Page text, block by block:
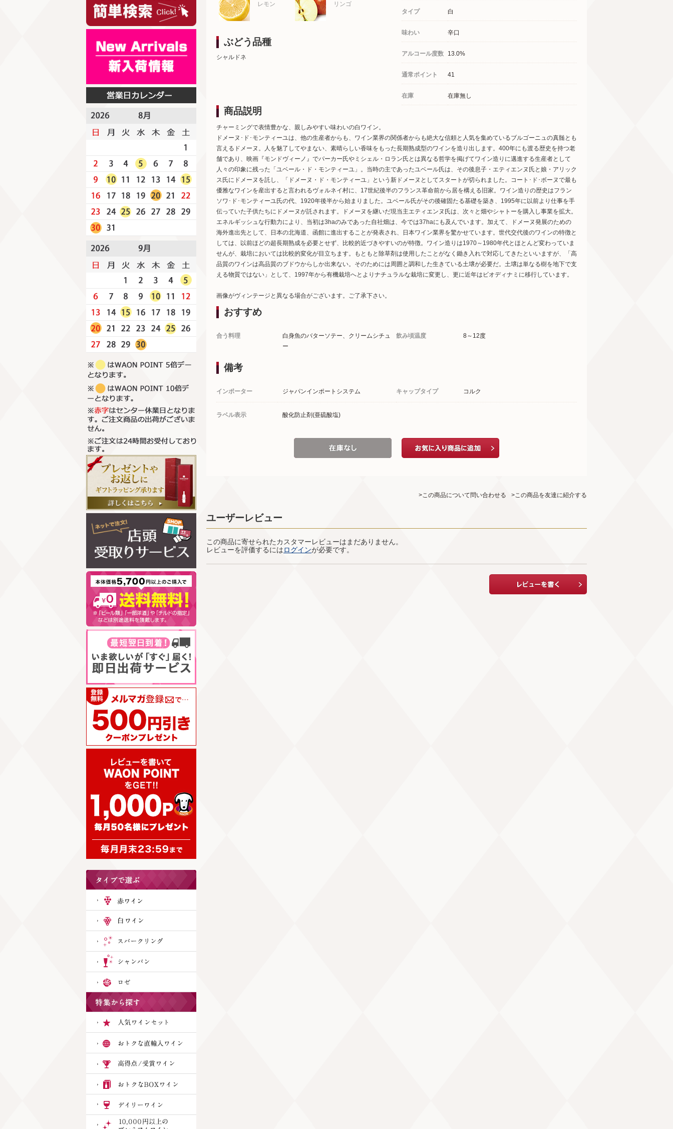
タイプ 白
味わい 辛口
アルコール度数 13.0%
通常ポイント 41
在庫 在庫無し
レモン リンゴ
ぶどう品種
シャルドネ
商品説明
チャーミングで表情豊かな、親しみやすい味わいの白ワイン。
ドメーヌ･ド･モンティーユは、他の生産者からも、ワイン業界の関係者からも絶大な信頼と人気を集めているブルゴーニュの真髄とも
言えるドメーヌ。人を魅了してやまない、素晴らしい香味をもった長期熟成型のワインを造り出します。400年にも渡る歴史を持つ老
舗であり、映画『モンドヴィーノ』でパーカー氏やミシェル・ロラン氏とは異なる哲学を掲げてワイン造りに邁進する生産者として
人々の印象に残った「ユベール・ド・モンティーユ」。当時の主であったユベール氏は、その後息子・エティエンヌ氏と娘・アリック
ス氏にドメーヌを託し、「ドメーヌ・ド・モンティーユ」という新ドメーヌとしてスタートが切られました。コート･ド･ボーヌで最も
優雅なワインを産出すると言われるヴォルネイ村に、17世紀後半のフランス革命前から居を構える旧家。ワイン造りの歴史はフラン
ソワ･ド･モンティーユ氏の代、1920年後半から始まりました。ユベール氏がその後確固たる基礎を築き、1995年に以前より仕事を手
伝っていた子供たちにドメーヌが託されます。ドメーヌを継いだ現当主エティエンヌ氏は、次々と畑やシャトーを購入し事業を拡大。
エネルギッシュな行動力により、当初は3haのみであった自社畑は、今では37haにも及んでいます。加えて、ドメーヌ発展のための
海外進出先として、日本の北海道、函館に進出することが発表され、日本ワイン業界を驚かせています。世代交代後のワインの特徴と
しては、以前ほどの超長期熟成を必要とせず、比較的近づきやすいのが特徴。ワイン造りは1970～1980年代とほとんど変わっていま
せんが、栽培においては比較的変化が目立ちます。もともと除草剤は使用したことがなく鋤き入れで対応してきたといいますが、「高
品質のワインは高品質のブドウからしか出来ない。そのためには周囲と調和した生きている土壌が必要だ。土壌は単なる樹を地下で支
える物質ではない」として、1997年から有機栽培へとよりナチュラルな栽培に変更し、更に近年はビオディナミに移行しています。
画像がヴィンテージと異なる場合がございます。ご了承下さい。
おすすめ
合う料理
白身魚のバターソテー、クリームシチュ
ー
飲み頃温度 8～12度
備考
インポーター ジャパンインポートシステム キャップタイプ コルク
ラベル表示 酸化防止剤(亜硫酸塩)
>この商品について問い合わせる >この商品を友達に紹介する
ユーザーレビュー
この商品に寄せられたカスタマーレビューはまだありません。
レビューを評価するにはログインが必要です。